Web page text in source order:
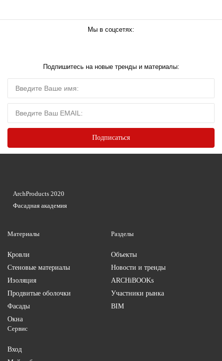
Мы в соцсетях:
Подпишитесь на новые тренды и материалы:
Материалы
Кровли
Стеновые материалы
Изоляция
Продвитые оболочки
Фасады
Окна
Разделы
Объекты
Новости и тренды
ARCHiBOOKs
Участники рынка
BIM
Сервис
Вход
ArchProducts 2020
Фасадная академия